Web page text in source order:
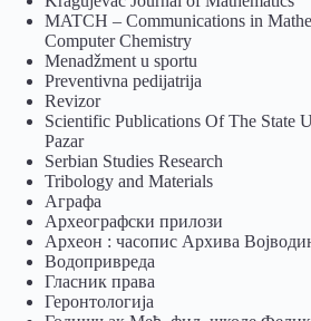
MATCH – Communications in
Computer Chemistry
Menadžment u sportu
Preventivna pedijatrija
Revizor
Scientific Publications Of The State
Pazar
Serbian Studies Research
Tribology and Materials
Аграфа
Археографски прилози
Археон : часопис Архива
Водопривреда
Гласник права
Геронтологија